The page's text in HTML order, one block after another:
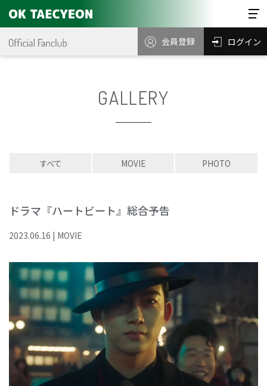
会員登録 ログイン
GALLERY
すべて MOVIE PHOTO
ドラマ『ハートビート』総合予告
2023.06.16 | MOVIE